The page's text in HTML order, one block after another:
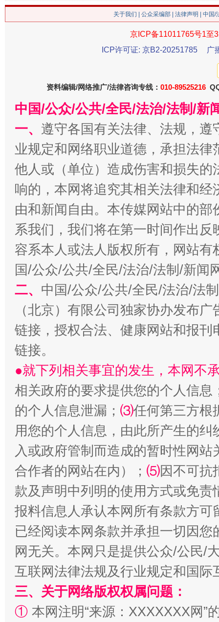
习近平的博鳌关键词
魏明亮
“刷贴”乱象丛生
生
揭批美国五大"原罪" "
关于我们 公众采编部 法律声明 | 中国
京ICP备11011765号1至
ICP许可证: 京B2-20251785
广
资料编辑/网络推广/法律咨询专线： 010-89525216
中国/公众/公共/全民/法治/法制/新
一、 遵守各国有关法律、法规，
业规定和网络职业道德，承担法
他人或（单位）造成伤害和损失
响的，本网将追究其相关法律和
由和新闻自由。本传媒网站中的
系我们，我们将在第一时间作出
容系本人或法人版权所有，网站
国/公众/公共/全民/法治/法制/新闻
二、 中国/公众/公共/全民/法治/法
（北京）有限公司独家协办发布
链接，授权合法、健康网站和报
链接。
●就下列相关事宜的发生，本网不
相关政府的要求提供您的个人信息
的个人信息泄漏； ⑶任何第三方根
用您的个人信息，由此所产生的纠
入或政府管制而造成的暂时性网
合作者的网站在内）； ⑸因不可抗
款及声明中列明的使用方式或免责
报料信息人承认本网所有条款方
已经阅读本网条款并承担一切因
网无关。本网只是提供公众/公民/
互联网法律法规及行业规定和国
三、关于网络版权权属问题：
① 本网注明“来源：XXXXXXX网”